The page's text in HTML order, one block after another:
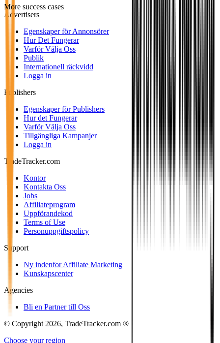
More success cases
Advertisers
Egenskaper för Annonsörer
Hur Det Fungerar
Varför Välja Oss
Publik
Internationell räckvidd
Logga in
Publishers
Egenskaper för Publishers
Hur det Fungerar
Varför Välja Oss
Tillgängliga Kampanjer
Logga in
TradeTracker.com
Kontor
Kontakta Oss
Jobs
Affiliateprogram
Uppförandekod
Terms of Use
Personuppgiftspolicy
Support
Ny indenfor Affiliate Marketing
Kunskapscenter
Agencies
Bli en Partner till Oss
© Copyright 2026, TradeTracker.com ®
Choose your region